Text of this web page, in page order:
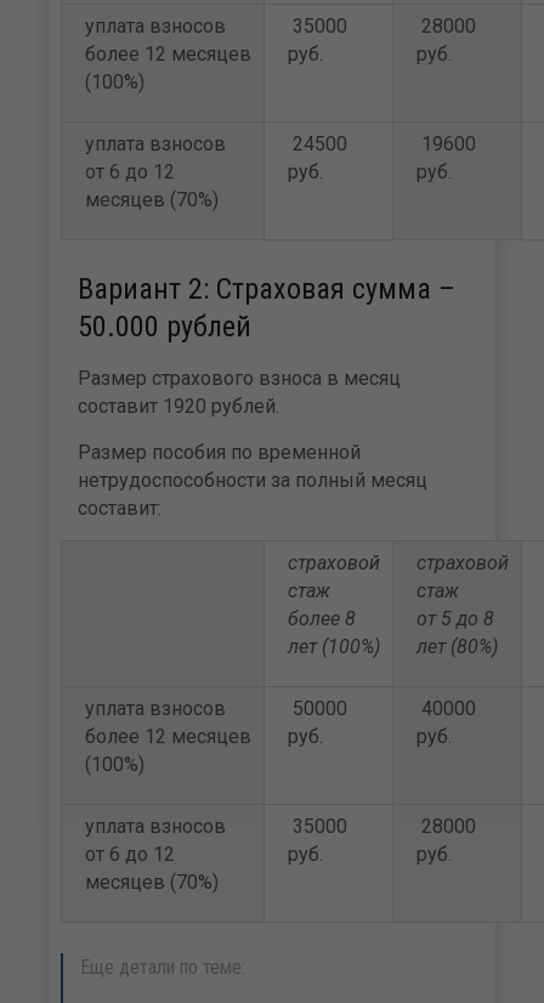
уплата взносов
более 12 месяцев
(100%)
35000
руб.
28000
руб.
уплата взносов
от 6 до 12
месяцев (70%)
24500
руб.
19600
руб.
Вариант 2: Страховая сумма –
50.000 рублей
Размер страхового взноса в месяц
составит 1920 рублей.
Размер пособия по временной
нетрудоспособности за полный месяц
составит:
страховой
стаж
более 8
лет (100%)
страховой
стаж
от 5 до 8
лет (80%)
уплата взносов
более 12 месяцев
(100%)
50000
руб.
40000
руб.
уплата взносов
от 6 до 12
месяцев (70%)
35000
руб.
28000
руб.
Еще детали по теме: